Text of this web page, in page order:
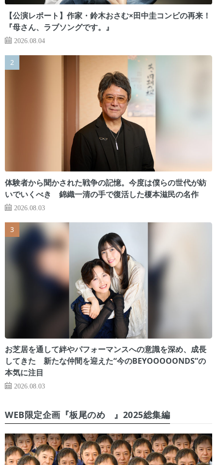
【公演レポート】作家・鈴木おさむ×田中圭コンビの再来！
『母さん、ラブソングです。』
2026.08.04
体験者から聞かされた戦争の記憶。今度は僕らの世代が紡
いでいくべき 錦織一清の手で復活した榎本滋民の名作
2026.08.03
お芝居を通して絆やパフォーマンスへの意識を深め、成長
してきた 新たな仲間を迎えた“今のBEYOOOOONDS”の
本気に注目
2026.08.03
WEB限定企画『板尾のめ゙』2025総集編